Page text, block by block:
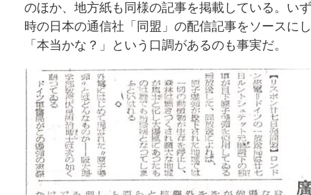
のほか、地方紙も同様の記事を掲載している。い
時の日本の通信社「同盟」の配信記事をソースに
「本当かな？」という口調があるのも事実だ。